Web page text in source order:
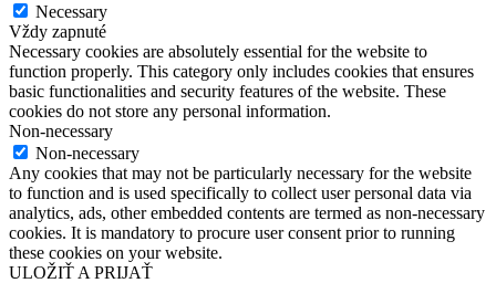
Necessary
Vždy zapnuté
Necessary cookies are absolutely essential for the website to
function properly. This category only includes cookies that ensures
basic functionalities and security features of the website. These
cookies do not store any personal information.
Non-necessary
Non-necessary
Any cookies that may not be particularly necessary for the website
to function and is used specifically to collect user personal data via
analytics, ads, other embedded contents are termed as non-necessary
cookies. It is mandatory to procure user consent prior to running
these cookies on your website.
ULOŽIŤ A PRIJAŤ